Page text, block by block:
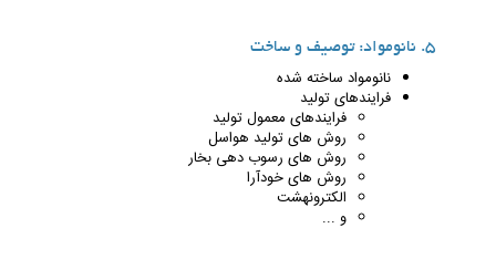
5. نانومواد: توصیف و ساخت
نانومواد ساخته شده
فرایندهای تولید
فرایندهای معمول تولید
روش های تولید هواسل
روش های رسوب دهی بخار
روش های خودآرا
الکترونهشت
و ...